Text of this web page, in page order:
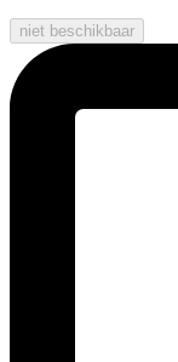
niet beschikbaar